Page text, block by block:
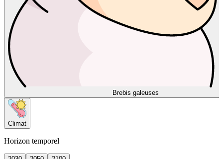
Brebis galeuses
Climat
Horizon temporel